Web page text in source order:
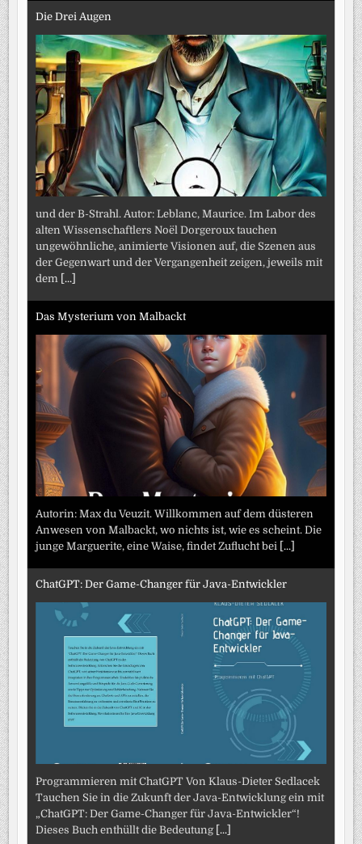
Die Drei Augen
und der B-Strahl. Autor: Leblanc, Maurice. Im Labor des
alten Wissenschaftlers Noël Dorgeroux tauchen
ungewöhnliche, animierte Visionen auf, die Szenen aus
der Gegenwart und der Vergangenheit zeigen, jeweils mit
dem [...]
Das Mysterium von Malbackt
Autorin: Max du Veuzit. Willkommen auf dem düsteren
Anwesen von Malbackt, wo nichts ist, wie es scheint. Die
junge Marguerite, eine Waise, findet Zuflucht bei [...]
ChatGPT: Der Game-Changer für Java-Entwickler
Programmieren mit ChatGPT Von Klaus-Dieter Sedlacek
Tauchen Sie in die Zukunft der Java-Entwicklung ein mit
„ChatGPT: Der Game-Changer für Java-Entwickler“!
Dieses Buch enthüllt die Bedeutung [...]